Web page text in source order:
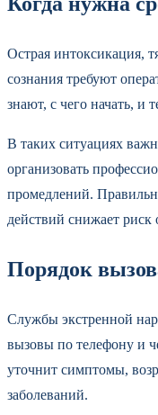
Острая интоксикация,
сознания требуют
знают, с чего начать, и
В таких ситуациях
организовать
промедлений.
действий снижает
Порядок
Службы экстренной
вызовы по телефону и
уточнит симптомы,
заболеваний.